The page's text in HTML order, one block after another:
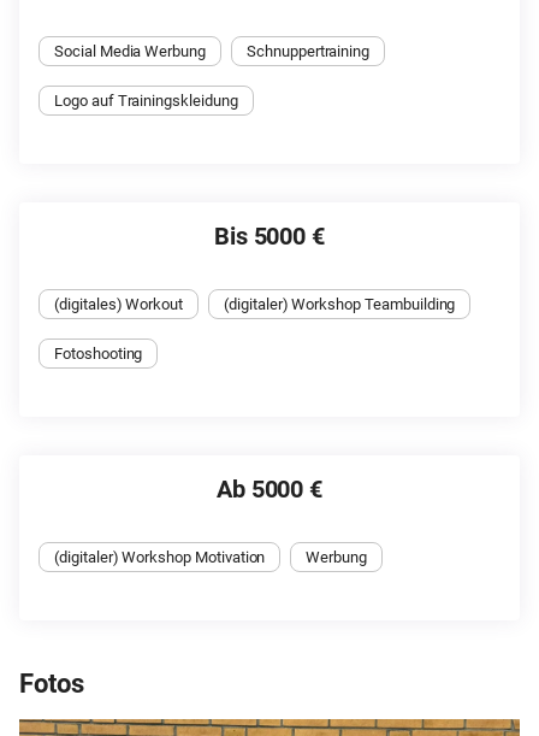
Social Media Werbung Schnuppertraining
Logo auf Trainingskleidung
Bis 5000 €
(digitales) Workout (digitaler) Workshop Teambuilding
Fotoshooting
Ab 5000 €
(digitaler) Workshop Motivation Werbung
Fotos